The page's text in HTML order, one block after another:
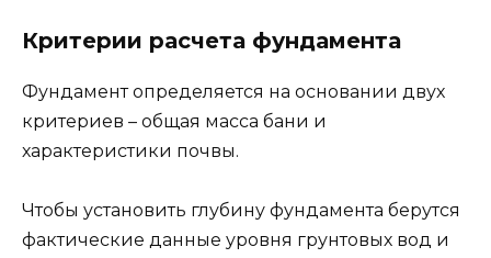
Критерии расчета фундамента
Фундамент определяется на основании двух
критериев – общая масса бани и
характеристики почвы.
Чтобы установить глубину фундамента берутся
фактические данные уровня грунтовых вод и